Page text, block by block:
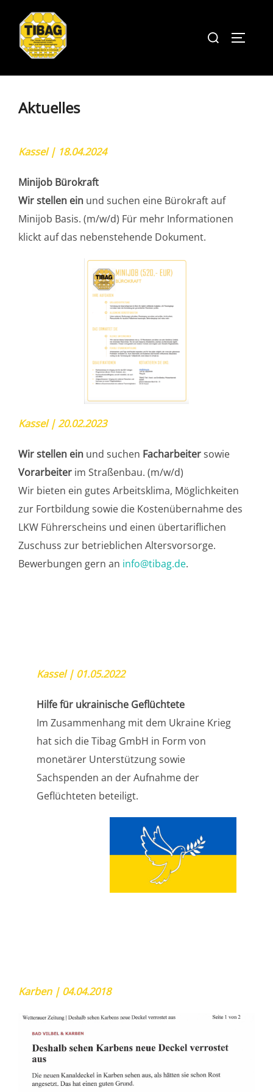
Inhalt
springen
Suchen
Aktuelles
Kassel | 18.04.2024
Minijob Bürokraft
Wir stellen ein und suchen eine Bürokraft auf
Minijob Basis. (m/w/d) Für mehr Informationen
klickt auf das nebenstehende Dokument.
Kassel | 20.02.2023
Wir stellen ein und suchen Facharbeitersowie
Vorarbeiter im Straßenbau. (m/w/d)
Wir bieten ein gutes Arbeitsklima, Möglichkeiten
zur Fortbildung sowie die Kostenübernahme des
LKW Führerscheins und einen übertariflichen
Zuschuss zur betrieblichen Altersvorsorge.
Bewerbungen gern an info@tibag.de.
Kassel | 01.05.2022
Hilfe für ukrainische Geflüchtete
Im Zusammenhang mit dem Ukraine Krieg
hat sich die Tibag GmbH in Form von
monetärer Unterstützung sowie
Sachspenden an der Aufnahme der
Geflüchteten beteiligt.
Karben | 04.04.2018